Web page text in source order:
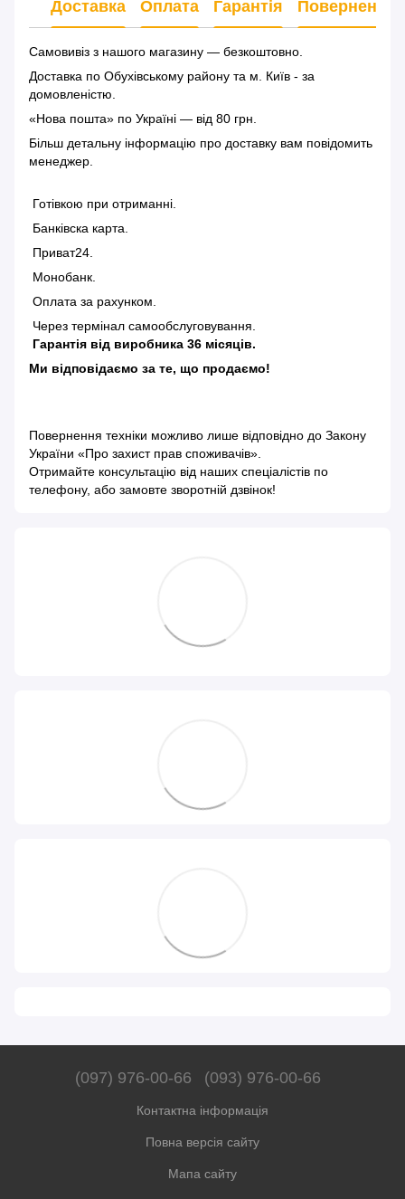
Доставка Оплата Гарантія Повернення
Самовивіз з нашого магазину — безкоштовно.
Доставка по Обухівському району та м. Київ - за
домовленістю.
«Нова пошта» по Україні — від 80 грн.
Більш детальну інформацію про доставку вам повідомить
менеджер.
Готівкою при отриманні.
Банківска карта.
Приват24.
Монобанк.
Оплата за рахунком.
Через термінал самообслуговування.
Гарантія від виробника 36 місяців.
Ми відповідаємо за те, що продаємо!
Повернення техніки можливо лише відповідно до Закону
України «Про захист прав споживачів»
Отримайте консультацію від наших спеціалістів по
телефону, або замовте зворотній дзвінок!
(097) 976-00-66 (093) 976-00-66
Контактна інформація
Повна версія сайту
Мапа сайту